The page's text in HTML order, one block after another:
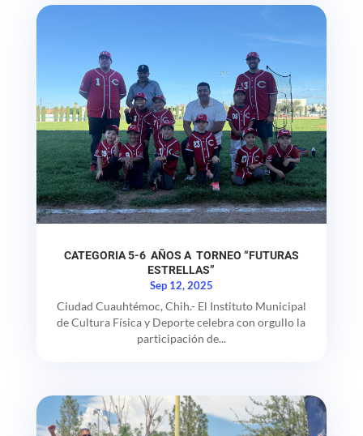
CATEGORIA 5-6 AÑOS A TORNEO “FUTURAS
ESTRELLAS”
Sep 12, 2025
Ciudad Cuauhtémoc, Chih.- El Instituto Municipal
de Cultura Física y Deporte celebra con orgullo la
participación de...